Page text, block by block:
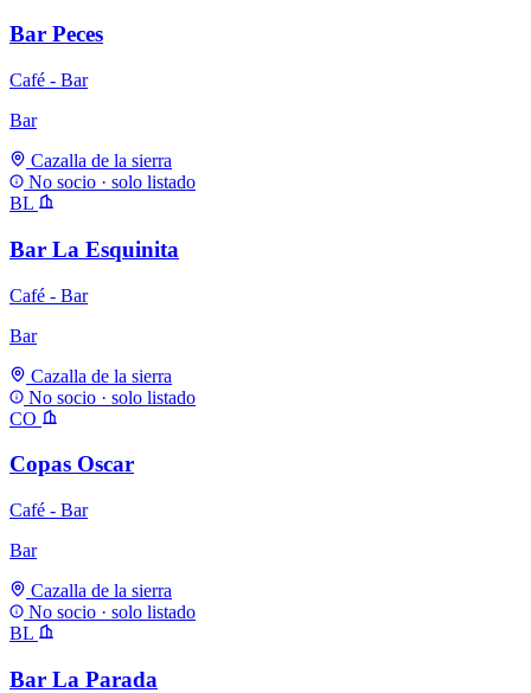
Bar Peces
Café - Bar
Bar
Cazalla de la sierra
No socio · solo listado
BL
Bar La Esquinita
Café - Bar
Bar
Cazalla de la sierra
No socio · solo listado
CO
Copas Oscar
Café - Bar
Bar
Cazalla de la sierra
No socio · solo listado
BL
Bar La Parada